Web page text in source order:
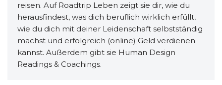
reisen. Auf Roadtrip Leben zeigt sie dir, wie du
herausfindest, was dich beruflich wirklich erfüllt,
wie du dich mit deiner Leidenschaft selbstständig
machst und erfolgreich (online) Geld verdienen
kannst. Außerdem gibt sie Human Design
Readings & Coachings.